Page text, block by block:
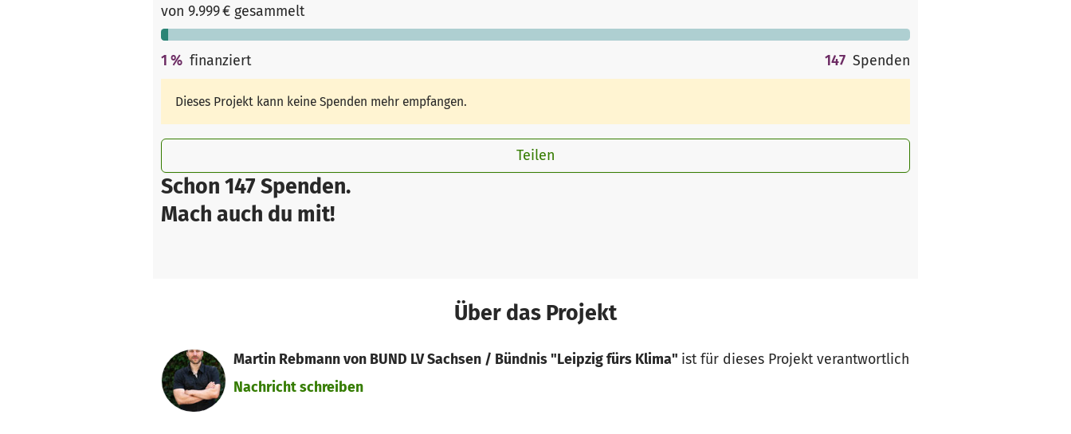
Schon 147 Spenden.
Mach auch du mit!
von 9.999 € gesammelt
1 % finanziert 147 Spenden
Dieses Projekt kann keine Spenden mehr empfangen.
Teilen
Über das Projekt
Martin Rebmann von BUND LV Sachsen / Bündnis "Leipzig fürs Klima" ist für dieses Projekt verantwortlich
Nachricht schreiben